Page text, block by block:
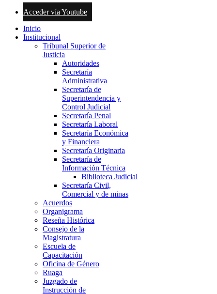
Acceder vía Youtube
Inicio
Institucional
Tribunal Superior de
Justicia
Autoridades
Secretaría
Administrativa
Secretaría de
Superintendencia y
Control Judicial
Secretaría Penal
Secretaría Laboral
Secretaría Económica
y Financiera
Secretaría Originaria
Secretaría de
Información Técnica
Biblioteca Judicial
Secretaría Civil,
Comercial y de minas
Acuerdos
Organigrama
Reseña Histórica
Consejo de la
Magistratura
Escuela de
Capacitación
Oficina de Género
Ruaga
Juzgado de
Instrucción de